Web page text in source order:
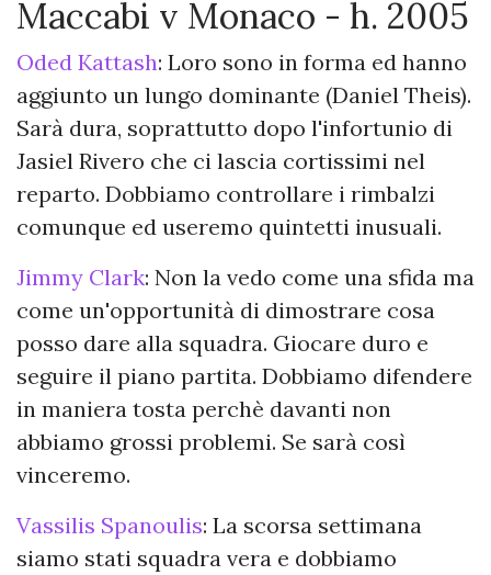
Maccabi v Monaco - h. 2005
Oded Kattash: Loro sono in forma ed hanno
aggiunto un lungo dominante (Daniel Theis).
Sarà dura, soprattutto dopo l'infortunio di
Jasiel Rivero che ci lascia cortissimi nel
reparto. Dobbiamo controllare i rimbalzi
comunque ed useremo quintetti inusuali.
Jimmy Clark: Non la vedo come una sfida ma
come un'opportunità di dimostrare cosa
posso dare alla squadra. Giocare duro e
seguire il piano partita. Dobbiamo difendere
in maniera tosta perchè davanti non
abbiamo grossi problemi. Se sarà così
vinceremo.
Vassilis Spanoulis: La scorsa settimana
siamo stati squadra vera e dobbiamo